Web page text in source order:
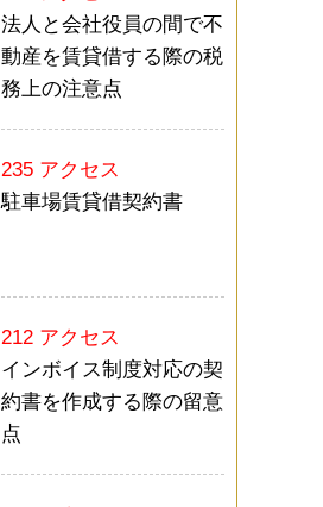
法人と会社役員の間で不
動産を賃貸借する際の税
務上の注意点
235 アクセス
駐車場賃貸借契約書
212 アクセス
インボイス制度対応の契
約書を作成する際の留意
点